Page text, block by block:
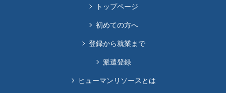
トップページ
初めての方へ
登録から就業まで
派遣登録
ヒューマンリソースとは